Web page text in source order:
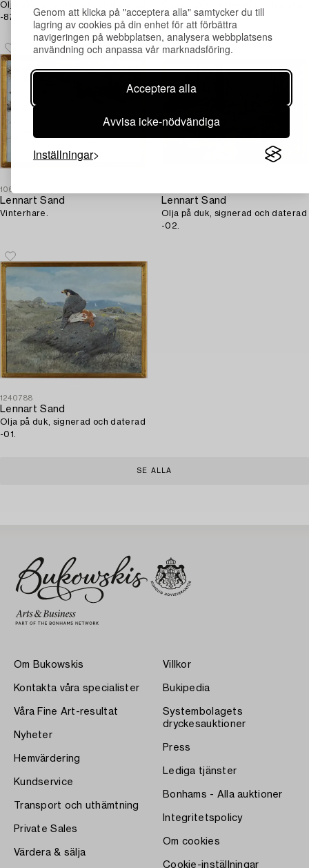
Genom att klicka på "acceptera alla" samtycker du till
lagring av cookies på din enhet för att förbättra
navigeringen på webbplatsen, analysera webbplatsens
användning och anpassa vår marknadsföring.
Acceptera alla
Avvisa icke-nödvändiga
Inställningar
Olja på duk, signerad och daterad
-87.
-90.
1067679
Lennart Sand
Vinterhare.
Lennart Sand
Olja på duk, signerad och daterad
-02.
1240788
Lennart Sand
Olja på duk, signerad och daterad
-01.
SE ALLA
Om Bukowskis
Kontakta våra specialister
Våra Fine Art-resultat
Nyheter
Hemvärdering
Kundservice
Transport och uthämtning
Private Sales
Värdera & sälja
Villkor
Bukipedia
Systembolagets
dryckesauktioner
Press
Lediga tjänster
Bonhams - Alla auktioner
Integritetspolicy
Om cookies
Cookie-inställningar